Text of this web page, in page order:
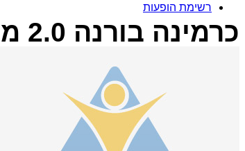
רשימת הופעות
כרמינה בורנה 2.0 מאת תמיר גינץ